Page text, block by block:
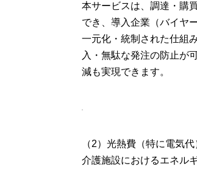
本サービスは、調達・購
でき、導入企業（バイヤ
一元化・統制された仕組
入・無駄な発注の防止が
減も実現できます。
（2）光熱費（特に電気
介護施設におけるエネル